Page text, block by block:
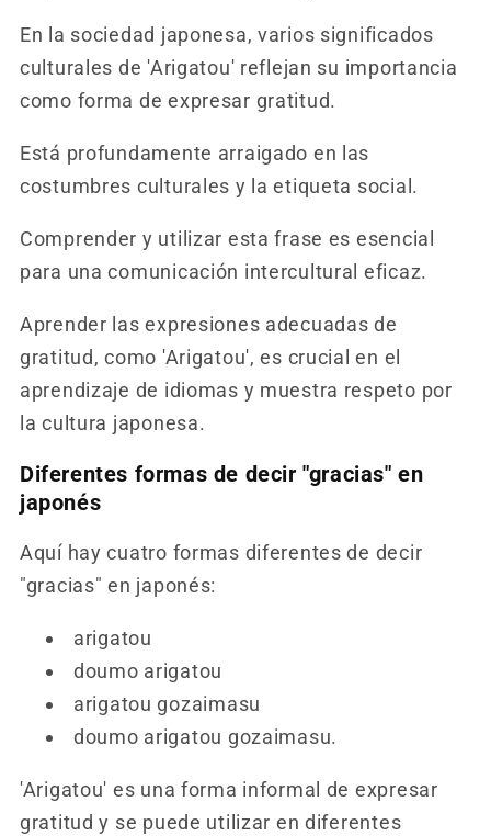
En la sociedad japonesa, varios significados
culturales de 'Arigatou' reflejan su importancia
como forma de expresar gratitud.
Está profundamente arraigado en las
costumbres culturales y la etiqueta social.
Comprender y utilizar esta frase es esencial
para una comunicación intercultural eficaz.
Aprender las expresiones adecuadas de
gratitud, como 'Arigatou', es crucial en el
aprendizaje de idiomas y muestra respeto por
la cultura japonesa.
Diferentes formas de decir "gracias" en
japonés
Aquí hay cuatro formas diferentes de decir
"gracias" en japonés:
arigatou
doumo arigatou
arigatou gozaimasu
doumo arigatou gozaimasu.
'Arigatou' es una forma informal de expresar
gratitud y se puede utilizar en diferentes